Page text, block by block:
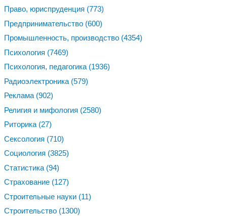
Право, юриспруденция (773)
Предпринимательство (600)
Промышленность, производство (4354)
Психология (7469)
Психология, педагогика (1936)
Радиоэлектроника (579)
Реклама (902)
Религия и мифология (2580)
Риторика (27)
Сексология (710)
Социология (3825)
Статистика (94)
Страхование (127)
Строительные науки (11)
Строительство (1300)